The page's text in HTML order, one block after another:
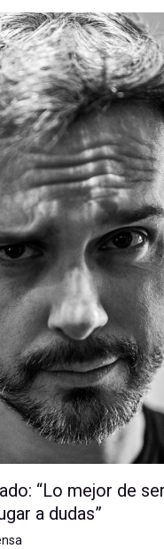
“Lo mejor de
a dudas”